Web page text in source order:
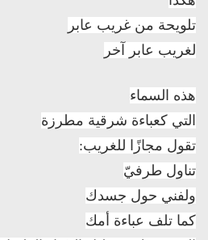
تلويحة من غريب عابر
لغريب عابر آخر
هذه السماء
التي كعباءة شرقية مطرزة
تقول مجازًا للغريب:
تناول طرفيّ
ولفني حول جسدك
كما تلف عباءة أمك